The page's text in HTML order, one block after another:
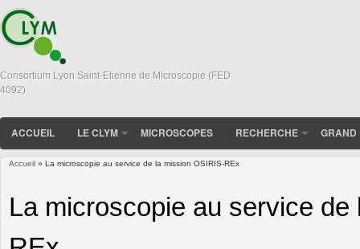
Consortium Lyon Saint-Etienne de Microscopie (FED
4092)
ACCUEIL LE CLYM MICROSCOPES RECHERCHE GRAND
Accueil » La microscopie au service de la mission OSIRIS-REx
La microscopie au service